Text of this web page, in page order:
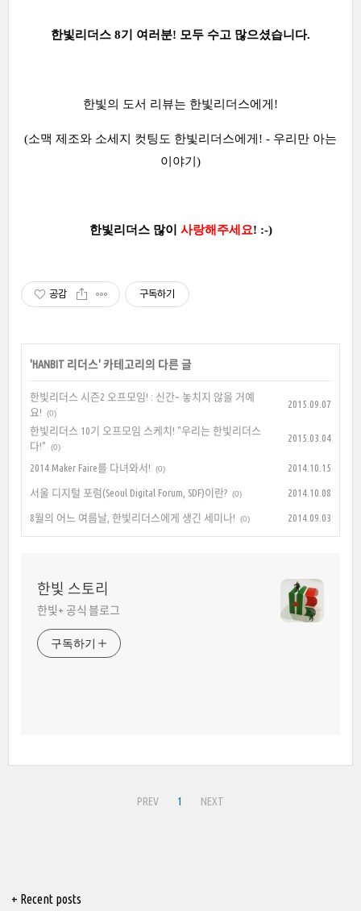
한빛리더스 8기 여러분! 모두 수고 많으셨습니다.
한빛의 도서 리뷰는 한빛리더스에게!
(소맥 제조와 소세지 컷팅도 한빛리더스에게! - 우리만 아는
이야기)
한빛리더스 많이 사랑해주세요! :-)
공감 구독하기
'HANBIT 리더스' 카테고리의 다른 글
한빛리더스 시즌2 오프모임! : 신간~ 놓치지 않을 거예
요!
(0)
2015.09.07
한빛리더스 10기 오프모임 스케치! "우리는 한빛리더스
다!"
(0)
2015.03.04
2014 Maker Faire를 다녀와서! (0) 2014.10.15
서울 디지털 포럼(Seoul Digital Forum, SDF)이란? (0) 2014.10.08
8월의 어느 여름날, 한빛리더스에게 생긴 세미나! (0) 2014.09.03
한빛 스토리
한빛+ 공식 블로그
구독하기
PREV 1 NEXT
+ Recent posts